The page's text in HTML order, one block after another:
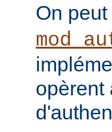
On
opèrent